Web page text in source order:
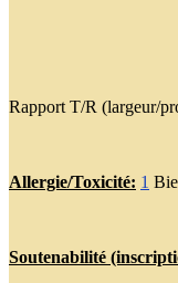
Rapport T/R (largeur/
Allergie/Toxicité: 1
Soutenabilité